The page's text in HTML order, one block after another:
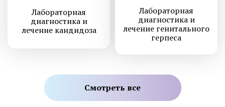
Лабораторная
диагностика и
лечение кандидоза
Лабораторная
диагностика и
лечение генитального
герпеса
Смотреть все